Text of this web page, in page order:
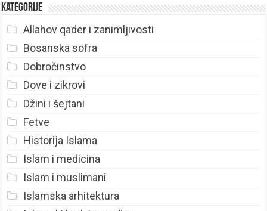
Kategorije
Allahov qader i zanimljivosti
Bosanska sofra
Dobročinstvo
Dove i zikrovi
Džini i šejtani
Fetve
Historija Islama
Islam i medicina
Islam i muslimani
Islamska arhitektura